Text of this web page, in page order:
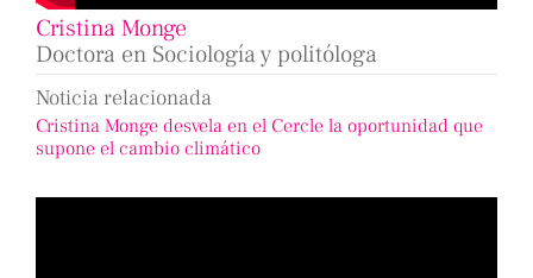
Cristina Monge
Doctora en Sociología y politóloga
Noticia relacionada
Cristina Monge desvela en el Cercle la oportunidad que
supone el cambio climático